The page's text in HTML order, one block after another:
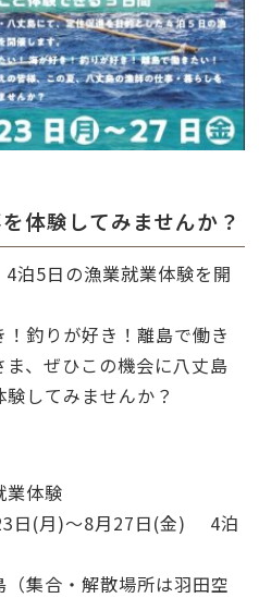
体験してみませんか？
泊5日の漁業就業体験を開
釣りが好き！離島で働き
、ぜひこの機会に八丈島
してみませんか？
体験
日(月)～8月27日(金) 4泊
合・解散場所は羽田空